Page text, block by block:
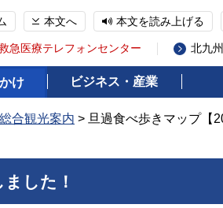
本文へ 本文を読み上げる
急医療テレフォンセンター 北九
け ビジネス・産業
総合観光案内 > 旦過食べ歩きマップ【
した！